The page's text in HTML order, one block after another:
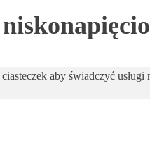
aby świadczyć